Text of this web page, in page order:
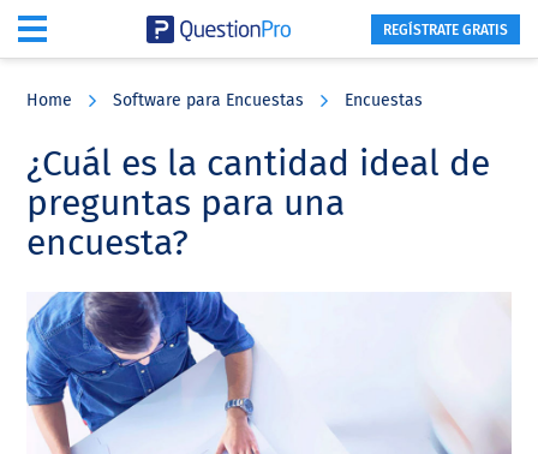
content
sidebar
REGÍSTRATE GRATIS
Home Software para Encuestas Encuestas
¿Cuál es la cantidad ideal de
preguntas para una
encuesta?